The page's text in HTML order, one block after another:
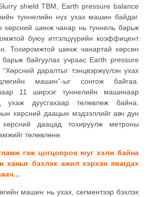
shield TBM, Earth pressure balance
туннелийн нүх ухах машин байдаг.
хөрсний шинж чанар нь туннель барьж
буюу итгэлцүүрийн коэффицент
Тохиромжтой шинж чанартай хөрсөн
барьж байгуулах учраас Earth pressure
даралтыг тэнцвэржүүлэн ухах
машин”-ыг сонгож байгаа.
11 ширхэг туннелийн машинаар
ухаж дуусгахаар төлөвлөж байна.
хөрсний даацын мэдээллийг авч дүн
даацад тохируулж метроны
төлөвлөнө.
гэж цогцоороо юуг хэлж байна
ханыг бэхлэх ажил хэрхэн явагдах
машин нь ухах, сегментээр бэхлэх